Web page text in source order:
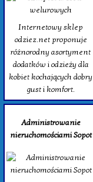
Internetowy sklep
odziez.net proponuje
różnorodny asortyment
dodatków i odzieży dla
kobiet kochających dobry
gust i komfort.
Administrowanie
nieruchomościami Sopot